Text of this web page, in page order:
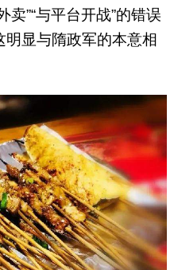
卖”“与平台开战”的错误
显与隋政军的本意相